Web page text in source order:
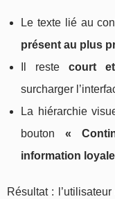
Le texte lié au
présent au plus
Il reste court
surcharger
La hiérarchie
bouton«
information loyale
Résultat :